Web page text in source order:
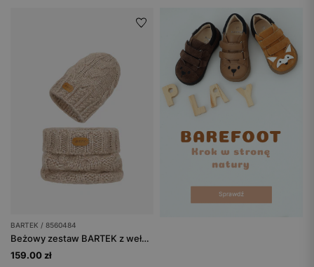
BARTEK / 8560484
Beżowy zestaw BARTEK z wełną merino 85604-84, czapka + komin
159.00 zł